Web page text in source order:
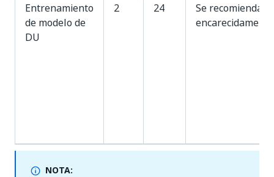
Entrenamiento
de modelo de
DU
2 24
Se recomienda
encarecidamente
NOTA: